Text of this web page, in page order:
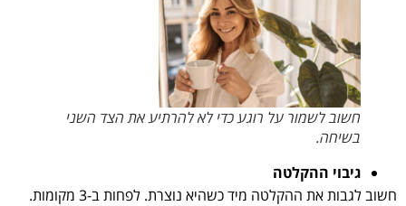
חשוב לשמור על רוגע כדי לא להרתיע את הצד השני
בשיחה.
גיבוי ההקלטה
חשוב לגבות את ההקלטה מיד כשהיא נוצרת. לפחות ב-3 מקומות.